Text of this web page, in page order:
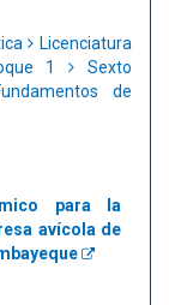
Licenciatura
1
Sexto
de
para la
avícola de